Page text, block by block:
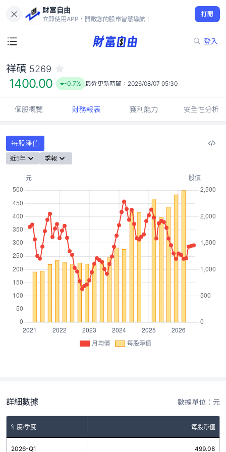
財富自由
立即使用APP，開啟您的股市智慧導航！
打開
登入
1400.00
-0.7%
祥碩 5269
1400.00 -0.7% 最近更新時間： 2026/08/07 05:30
個股概覽 財務報表 獲利能力 安全性分析
每股淨值
近5年 季報
月均價 每股淨值
詳細數據 數據單位：元
年度/季度 每股淨值
2026-Q1 499.08